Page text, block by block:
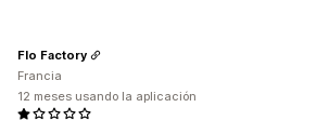
Flo Factory
Francia
12 meses usando la aplicación